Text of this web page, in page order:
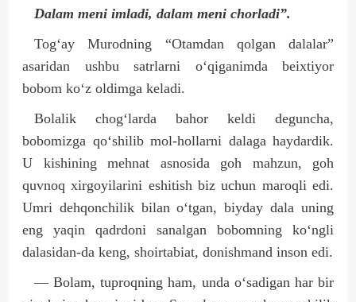
Dalam meni imladi, dalam meni chorladi”.
Tog‘ay Murodning “Otamdan qolgan dalalar”
asaridan ushbu satrlarni o‘qiganimda beixtiyor
bobom ko‘z oldimga keladi.
Bolalik chog‘larda bahor keldi deguncha,
bobomizga qo‘shilib mol-hollarni dalaga haydardik.
U kishining mehnat asnosida goh mahzun, goh
quvnoq xirgoyilarini eshitish biz uchun maroqli edi.
Umri dehqonchilik bilan o‘tgan, biyday dala uning
eng yaqin qadrdoni sanalgan bobomning ko‘ngli
dalasidan-da keng, shoirtabiat, donishmand inson edi.
— Bolam, tuproqning ham, unda o‘sadigan har bir